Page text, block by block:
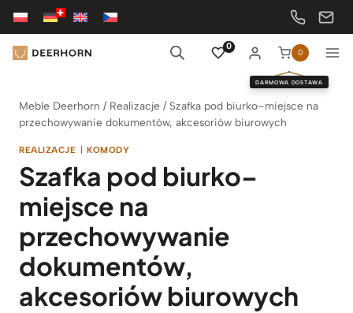
Przejdź
treści
0
0
DARMOWA DOSTAWA
Meble Deerhorn / Realizacje / Szafka pod biurko–miejsce na
przechowywanie dokumentów, akcesoriów biurowych
REALIZACJE | KOMODY
Szafka pod biurko–
miejsce na
przechowywanie
dokumentów,
akcesoriów biurowych